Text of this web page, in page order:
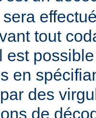
tout
est
en
des
de